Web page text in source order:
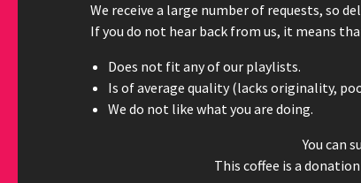
We receive a large number of requests, so
If you do not hear back from us, it means
Does not fit any of our playlists.
Is of average quality (lacks originality,
We do not like what you are doing.
You can
This coffee is a